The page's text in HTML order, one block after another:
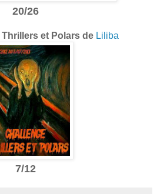
20/26
Thrillers et Polars de Liliba
7/12